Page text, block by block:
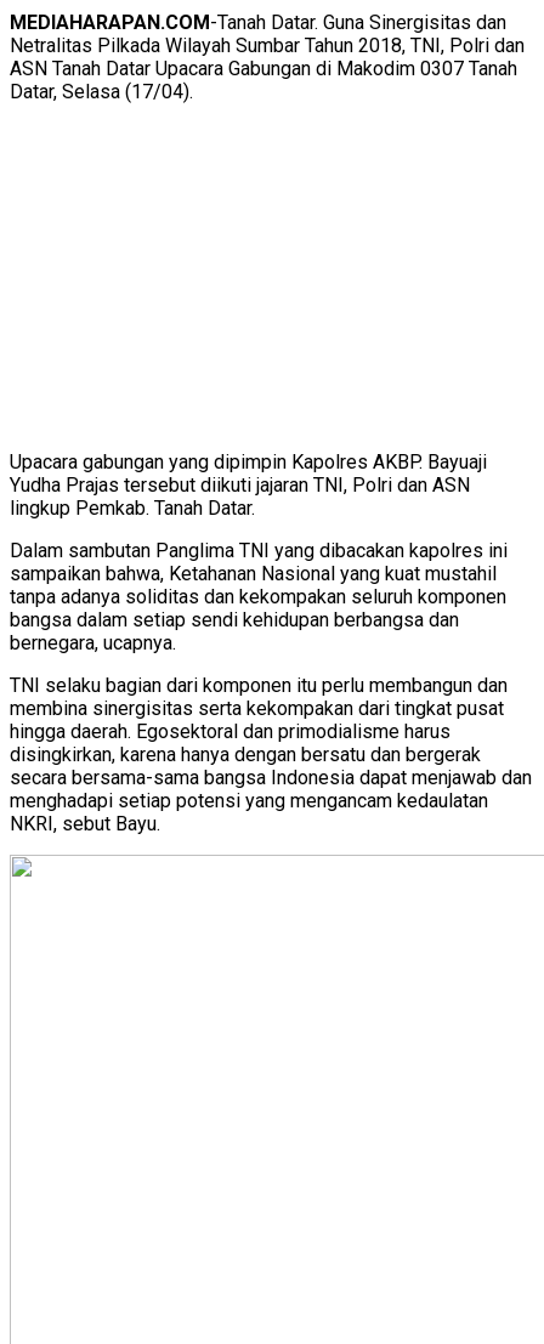
MEDIAHARAPAN.COM-Tanah Datar. Guna Sinergisitas dan
Netralitas Pilkada Wilayah Sumbar Tahun 2018, TNI, Polri dan
ASN Tanah Datar Upacara Gabungan di Makodim 0307 Tanah
Datar, Selasa (17/04).
Upacara gabungan yang dipimpin Kapolres AKBP. Bayuaji
Yudha Prajas tersebut diikuti jajaran TNI, Polri dan ASN
lingkup Pemkab. Tanah Datar.
Dalam sambutan Panglima TNI yang dibacakan kapolres ini
sampaikan bahwa, Ketahanan Nasional yang kuat mustahil
tanpa adanya soliditas dan kekompakan seluruh komponen
bangsa dalam setiap sendi kehidupan berbangsa dan
bernegara, ucapnya.
TNI selaku bagian dari komponen itu perlu membangun dan
membina sinergisitas serta kekompakan dari tingkat pusat
hingga daerah. Egosektoral dan primodialisme harus
disingkirkan, karena hanya dengan bersatu dan bergerak
secara bersama-sama bangsa Indonesia dapat menjawab dan
menghadapi setiap potensi yang mengancam kedaulatan
NKRI, sebut Bayu.